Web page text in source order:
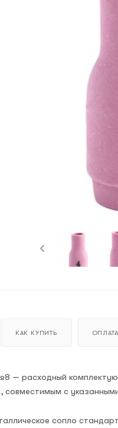
КАК КУПИТЬ ОПЛАТА
расходный
совместимым с
сопло